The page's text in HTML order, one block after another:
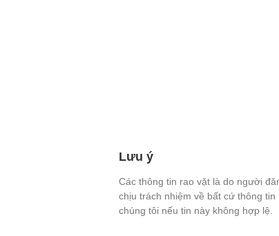
Lưu ý
Các thông tin rao vặt là do người
chịu trách nhiệm về bất cứ thông
chúng tôi nếu tin này không hợp lệ.